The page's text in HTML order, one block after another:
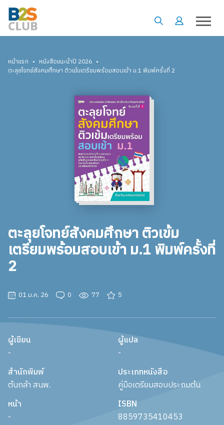
หน้าแรก • หนังสือแนะนำปี 2026 •
ตะลุยโจทย์สังคมศึกษา ติวเข้มเตรียมพร้อมสอบเข้า ม.1 พิมพ์ครั้งที่ 2
ตะลุยโจทย์สังคมศึกษา ติวเข้ม
เตรียมพร้อมสอบเข้า ม.1 พิมพ์ครั้งที่
2
01 ม.ค. 26 0 77 5
ผู้เขียน
-
ผู้แปล
-
สำนักพิมพ์
ต้นกล้า สนพ.
ประเภทหนังสือ
คู่มือเตรียมสอบประถมต้น
หน้า
-
ISBN
8859735410453